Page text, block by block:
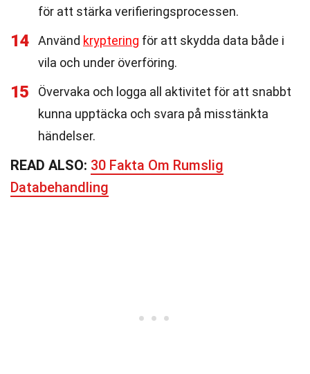
för att stärka verifieringsprocessen.
14 Använd kryptering för att skydda data både i
vila och under överföring.
15
Övervaka och logga all aktivitet för att snabbt
kunna upptäcka och svara på misstänkta
händelser.
READ ALSO: 30 Fakta Om Rumslig
Databehandling